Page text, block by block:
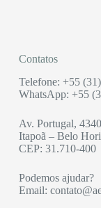
Contatos
Telefone: +55 (31)
WhatsApp: +55
Av. Portugal,
Itapoã – Belo
CEP: 31.710-400
Podemos ajudar?
Email: